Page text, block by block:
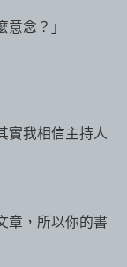
意念？」
實我相信主持人
章，所以你的書